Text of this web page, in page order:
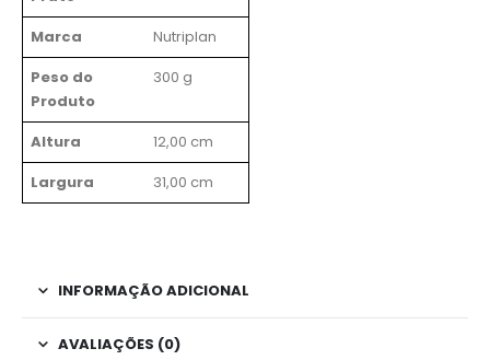
Marca
Nutriplan
Peso do
Produto
300 g
Altura
12,00 cm
Largura
31,00 cm
INFORMAÇÃO ADICIONAL
AVALIAÇÕES (0)